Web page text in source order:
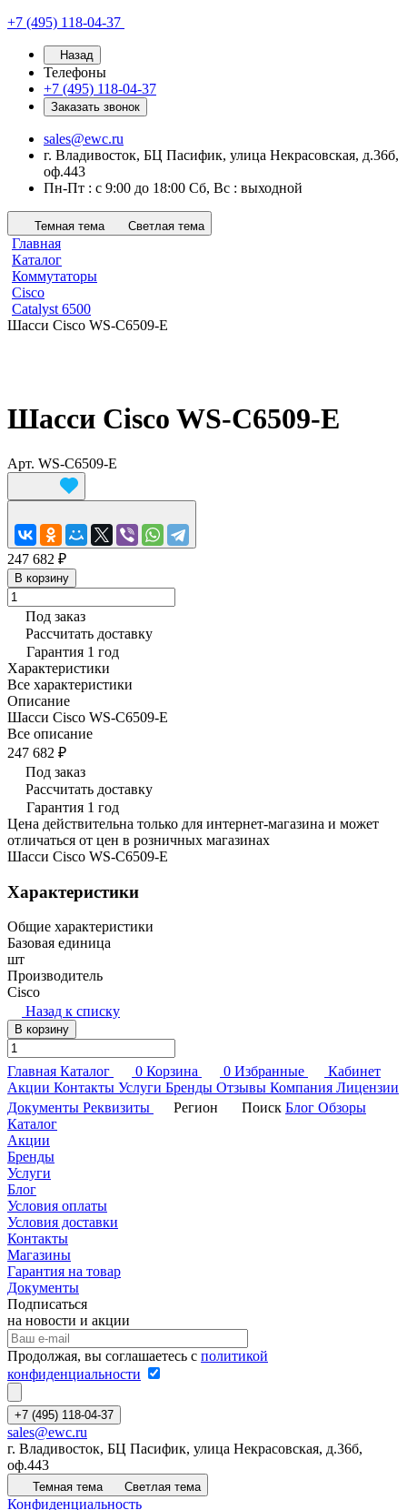
+7 (495) 118-04-37
Назад
Телефоны
+7 (495) 118-04-37
Заказать звонок
sales@ewc.ru
г. Владивосток, БЦ Пасифик, улица Некрасовская, д.36б,
оф.443
Пн-Пт : с 9:00 до 18:00 Сб, Вс : выходной
Темная тема Светлая тема
Главная
Каталог
Коммутаторы
Cisco
Catalyst 6500
Шасси Cisco WS-C6509-E
Шасси Cisco WS-C6509-E
Арт. WS-C6509-E
247 682 ₽
В корзину
Под заказ
Рассчитать доставку
Гарантия 1 год
Характеристики
Все характеристики
Описание
Шасси Cisco WS-C6509-E
Все описание
247 682 ₽
Под заказ
Рассчитать доставку
Гарантия 1 год
Цена действительна только для интернет-магазина и может
отличаться от цен в розничных магазинах
Шасси Cisco WS-C6509-E
Характеристики
Общие характеристики
Базовая единица
шт
Производитель
Cisco
Назад к списку
В корзину
Главная Каталог 0 Корзина 0 Избранные
Кабинет
Акции Контакты Услуги Бренды Отзывы Компания Лицензии
Документы Реквизиты Регион Поиск Блог Обзоры
Каталог
Акции
Бренды
Услуги
Блог
Условия оплаты
Условия доставки
Контакты
Магазины
Гарантия на товар
Документы
Подписаться
на новости и акции
Продолжая, вы соглашаетесь с политикой
конфиденциальности
+7 (495) 118-04-37
sales@ewc.ru
г. Владивосток, БЦ Пасифик, улица Некрасовская, д.36б,
оф.443
Темная тема Светлая тема
Конфиденциальность